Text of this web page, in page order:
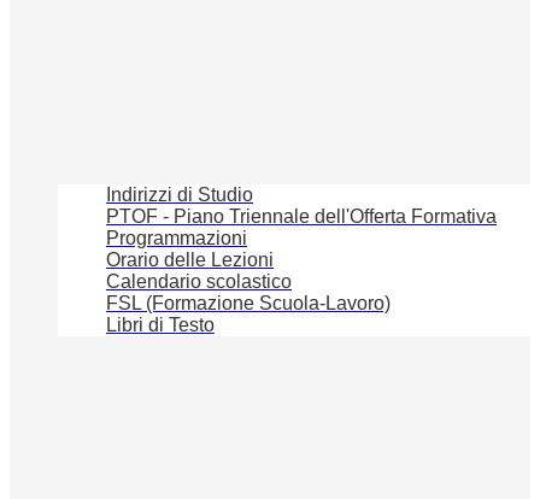
Indirizzi di Studio
PTOF - Piano Triennale dell'Offerta Formativa
Programmazioni
Orario delle Lezioni
Calendario scolastico
FSL (Formazione Scuola-Lavoro)
Libri di Testo